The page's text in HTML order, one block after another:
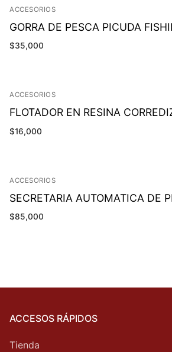
ACCESORIOS
GORRA DE PESCA PICUDA
$35,000
ACCESORIOS
FLOTADOR EN RESINA
$16,000
ACCESORIOS
SECRETARIA AUTOMATICA DE
$85,000
ACCESOS RÁPIDOS
Tienda